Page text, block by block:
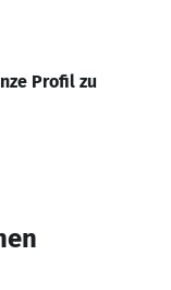
Profil zu